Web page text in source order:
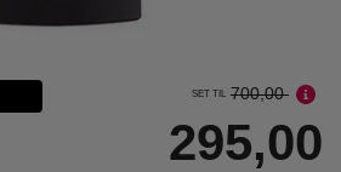
SET TIL 700,00
295,00